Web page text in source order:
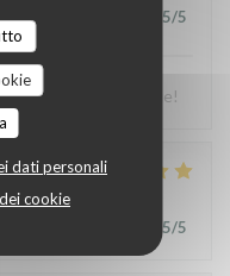
dati personali
cookie
5/5 5/5
Lovely experience!
5/5